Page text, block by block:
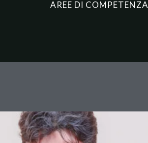
AREE DI COMPETENZA